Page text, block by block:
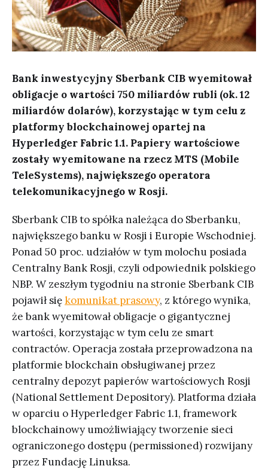
Bank inwestycyjny Sberbank CIB wyemitował
obligacje o wartości 750 miliardów rubli (ok. 12
miliardów dolarów), korzystając w tym celu z
platformy blockchainowej opartej na
Hyperledger Fabric 1.1. Papiery wartościowe
zostały wyemitowane na rzecz MTS (Mobile
TeleSystems), największego operatora
telekomunikacyjnego w Rosji.
Sberbank CIB to spółka należąca do Sberbanku,
największego banku w Rosji i Europie Wschodniej.
Ponad 50 proc. udziałów w tym molochu posiada
Centralny Bank Rosji, czyli odpowiednik polskiego
NBP. W zeszłym tygodniu na stronie Sberbank CIB
pojawił siękomunikat prasowy, z którego wynika,
że bank wyemitował obligacje o gigantycznej
wartości, korzystając w tym celu ze smart
contractów. Operacja została przeprowadzona na
platformie blockchain obsługiwanej przez
centralny depozyt papierów wartościowych Rosji
(National Settlement Depository). Platforma działa
w oparciu o Hyperledger Fabric 1.1, framework
blockchainowy umożliwiający tworzenie sieci
ograniczonego dostępu (permissioned) rozwijany
przez Fundację Linuksa.